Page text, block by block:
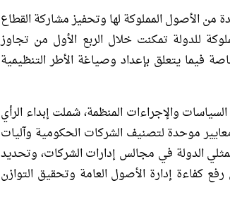
الأصول المملوكة لها وتحفيز مشاركة القطاع
للدولة تمكنت خلال الربع الأول من تجاوز
فيما يتعلق بإعداد وصياغة الأطر التنظيمية
والإجراءات المنظمة، شملت إبداء الرأي
موحدة لتصنيف الشركات الحكومية وآليات
الدولة في مجالس إدارات الشركات، وتحديد
كفاءة إدارة الأصول العامة وتحقيق التوازن